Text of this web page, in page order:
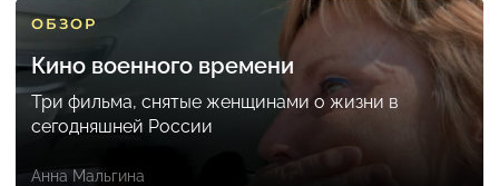
ОБЗОР
Кино военного времени
Три фильма, снятые женщинами о жизни в
сегодняшней России
Анна Мальгина